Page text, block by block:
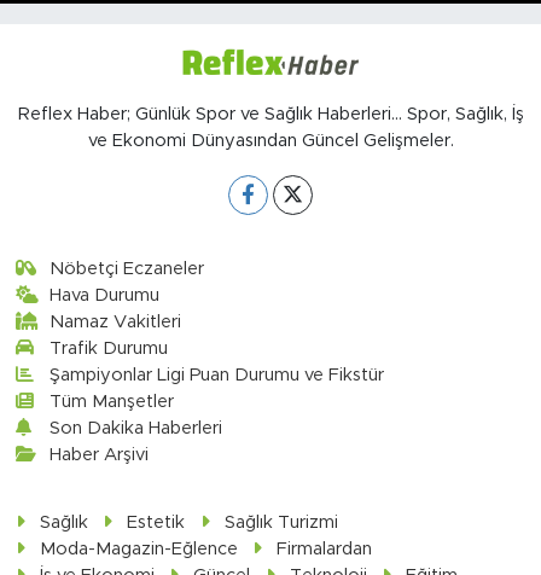
Reflex Haber; Günlük Spor ve Sağlık Haberleri... Spor, Sağlık, İş
ve Ekonomi Dünyasından Güncel Gelişmeler.
Nöbetçi Eczaneler
Hava Durumu
Namaz Vakitleri
Trafik Durumu
Şampiyonlar Ligi Puan Durumu ve Fikstür
Tüm Manşetler
Son Dakika Haberleri
Haber Arşivi
Sağlık Estetik
Sağlık Turizmi
Moda-Magazin-Eğlence
Firmalardan